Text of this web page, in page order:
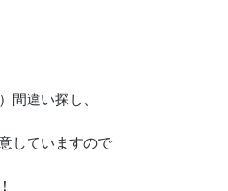
間違い探し、
していますので